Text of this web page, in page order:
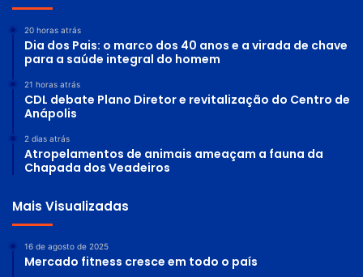
20 horas atrás
Dia dos Pais: o marco dos 40 anos e a virada de chave
para a saúde integral do homem
21 horas atrás
CDL debate Plano Diretor e revitalização do Centro de
Anápolis
2 dias atrás
Atropelamentos de animais ameaçam a fauna da
Chapada dos Veadeiros
Mais Visualizadas
16 de agosto de 2025
Mercado fitness cresce em todo o país